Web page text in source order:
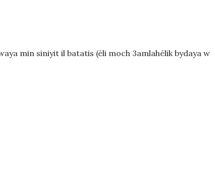
min siniyit il batatis (éli moch 3amlahélik bydaya w